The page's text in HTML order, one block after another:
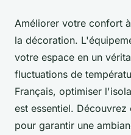
Améliorer votre confort
la décoration.
votre espace en un
fluctuations de
Français, optimiser
est essentiel.
pour garantir une